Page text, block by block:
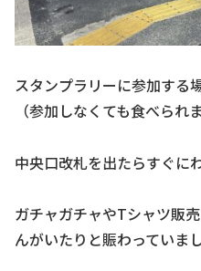
スタンプラリーに参加する
（参加しなくても食べられま
中央口改札を出たらすぐに
ガチャガチャやTシャツ販
んがいたりと賑わっていまし